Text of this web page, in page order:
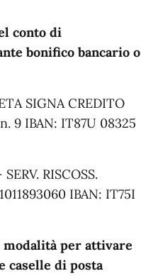
conto di
bonifico bancario o
SIGNA CREDITO
9 IBAN: IT87U 08325
RISCOSS.
IBAN: IT75I
per attivare
caselle di posta